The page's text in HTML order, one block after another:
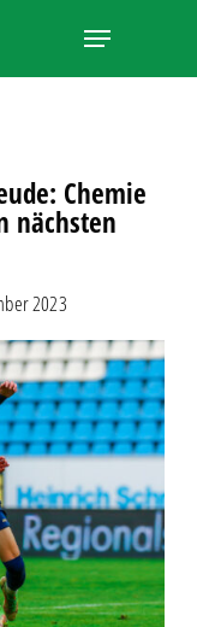
Menu
Chemie
nächsten
2023
Close